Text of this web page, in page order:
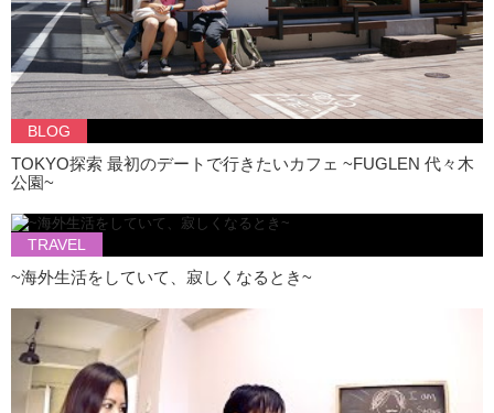
BLOG
TOKYO探索 最初のデートで行きたいカフェ ~FUGLEN 代々木
公園~
TRAVEL
~海外生活をしていて、寂しくなるとき~